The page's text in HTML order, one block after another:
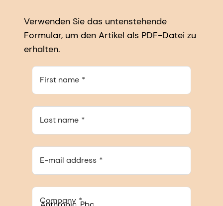
Verwenden Sie das untenstehende
Formular, um den Artikel als PDF-Datei zu
erhalten.
First name
Last name
E-mail address
Company